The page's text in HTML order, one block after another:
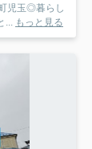
児玉◎暮らし
...
もっと見る